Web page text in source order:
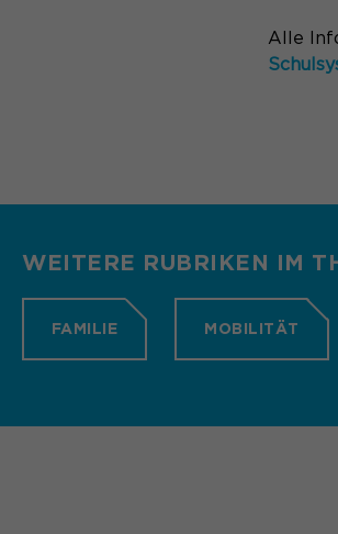
Alle
WEITERE RUBRIKEN IM
FAMILIE MOBILITÄT